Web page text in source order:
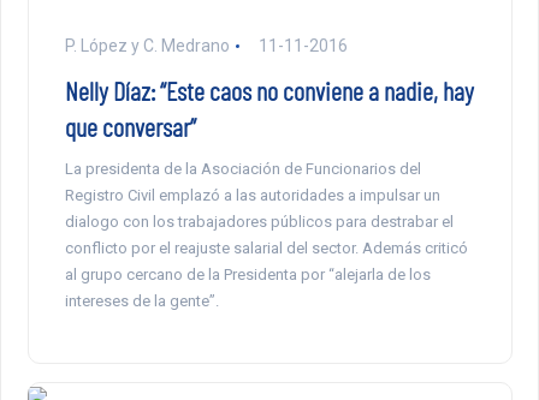
P. López y C. Medrano 11-11-2016
Nelly Díaz: “Este caos no conviene a nadie, hay
que conversar”
La presidenta de la Asociación de Funcionarios del
Registro Civil emplazó a las autoridades a impulsar un
dialogo con los trabajadores públicos para destrabar el
conflicto por el reajuste salarial del sector. Además criticó
al grupo cercano de la Presidenta por “alejarla de los
intereses de la gente”.